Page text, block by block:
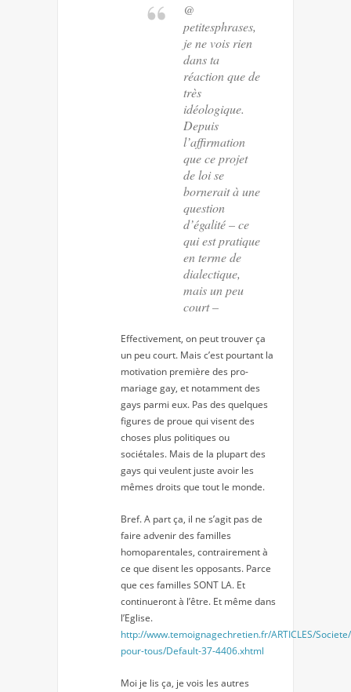
@
petitesphrases,
je ne vois rien
dans ta
réaction que de
très
idéologique.
Depuis
l’affirmation
que ce projet
de loi se
bornerait à une
question
d’égalité – ce
qui est pratique
en terme de
dialectique,
mais un peu
court –
Effectivement, on peut trouver ça
un peu court. Mais c’est pourtant la
motivation première des pro-
mariage gay, et notamment des
gays parmi eux. Pas des quelques
figures de proue qui visent des
choses plus politiques ou
sociétales. Mais de la plupart des
gays qui veulent juste avoir les
mêmes droits que tout le monde.
Bref. A part ça, il ne s’agit pas de
faire advenir des familles
homoparentales, contrairement à
ce que disent les opposants. Parce
que ces familles SONT LA. Et
continueront à l’être. Et même dans
l’Eglise.
http://www.temoignagechretien.fr/ARTICLES/
pour-tous/Default-37-4406.xhtml
Moi je lis ça, je vois les autres